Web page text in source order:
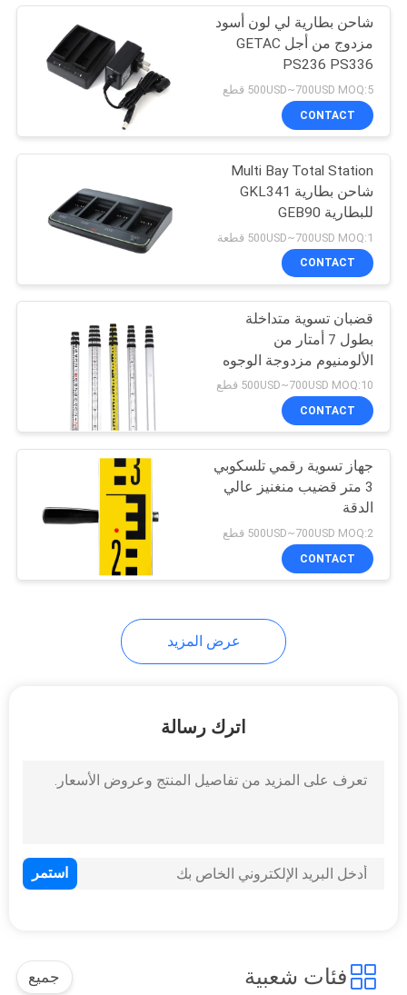
عمود تلسكوبي من
ألياف الكربون
11
طاقم التسوية
التلسكوبي
53
محول تريبراش
46
حوامل أدوات
المحطة
شاحن بطارية لي لون أسود
مزدوج من أجل GETAC
PS236 PS336
500USD~700USD MOQ:5 قطع
CONTACT
Multi Bay Total Station
شاحن بطارية GKL341
للبطارية GEB90
500USD~700USD MOQ:1 قطعة
CONTACT
قضبان تسوية متداخلة
بطول 7 أمتار من
الألومنيوم مزدوجة الوجوه
500USD~700USD MOQ:10 قطع
CONTACT
جهاز تسوية رقمي تلسكوبي
3 متر قضيب منغنيز عالي
الدقة
500USD~700USD MOQ:2 قطع
CONTACT
عرض المزيد
اترك رسالة
فئات شعبية جميع